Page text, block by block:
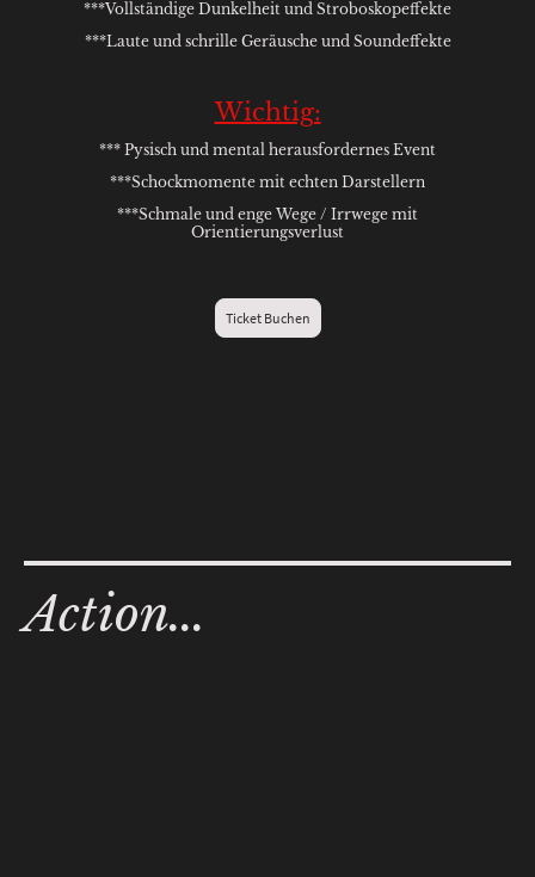
***Vollständige Dunkelheit und Stroboskopeffekte
***Laute und schrille Geräusche und Soundeffekte
Wichtig:
*** Pysisch und mental herausfordernes Event
***Schockmomente mit echten Darstellern
***Schmale und enge Wege / Irrwege mit
Orientierungsverlust
Ticket Buchen
Action...